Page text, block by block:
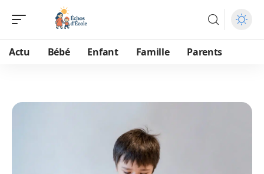
Actu Bébé Enfant Famille Parents